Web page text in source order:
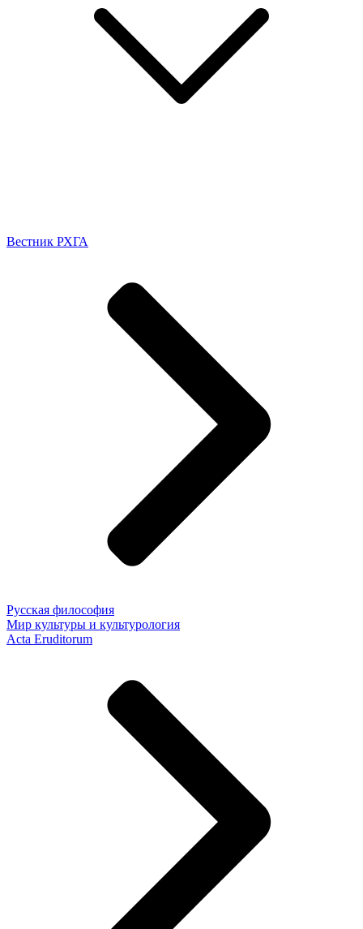
Вестник РХГА
Русская философия
Мир культуры и культурология
Acta Eruditorum